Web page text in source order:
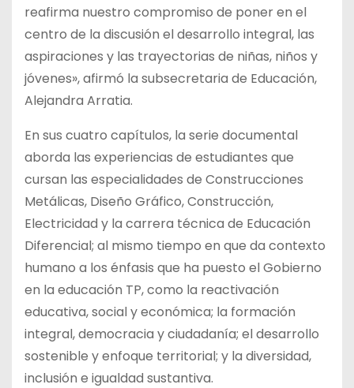
reafirma nuestro compromiso de poner en el
centro de la discusión el desarrollo integral, las
aspiraciones y las trayectorias de niñas, niños y
jóvenes», afirmó la subsecretaria de Educación,
Alejandra Arratia.
En sus cuatro capítulos, la serie documental
aborda las experiencias de estudiantes que
cursan las especialidades de Construcciones
Metálicas, Diseño Gráfico, Construcción,
Electricidad y la carrera técnica de Educación
Diferencial; al mismo tiempo en que da contexto
humano a los énfasis que ha puesto el Gobierno
en la educación TP, como la reactivación
educativa, social y económica; la formación
integral, democracia y ciudadanía; el desarrollo
sostenible y enfoque territorial; y la diversidad,
inclusión e igualdad sustantiva.